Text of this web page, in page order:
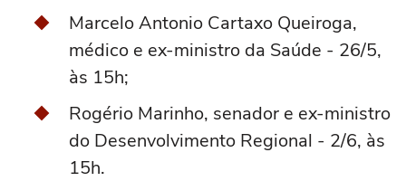
Marcelo Antonio Cartaxo Queiroga,
médico e ex-ministro da Saúde - 26/5,
às 15h;
Rogério Marinho, senador e ex-ministro
do Desenvolvimento Regional - 2/6, às
15h.